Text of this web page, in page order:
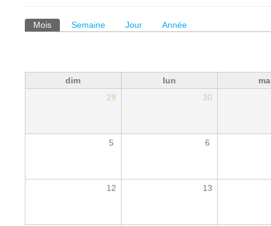
Onglets principaux
Mois(onglet actif)
Semaine Jour Année
dim lun
29
30
5 6
12 13